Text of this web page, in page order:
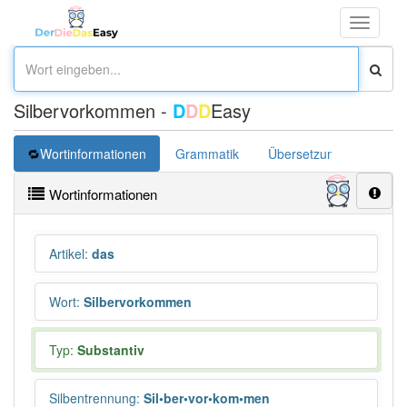
Toggle
Silbervorkommen - DDDEasy
Wortinformationen Grammatik Übersetzung
Wortinformationen
Artikel: das
Wort: Silbervorkommen
Typ: Substantiv
Silbentrennung: Sil•ber•vor•kom•men